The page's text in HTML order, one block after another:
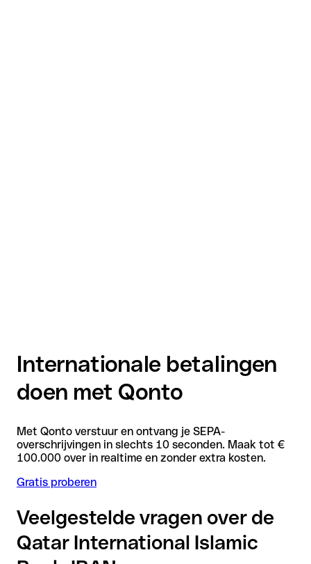
Internationale betalingen
doen met Qonto
Met Qonto verstuur en ontvang je SEPA-
overschrijvingen in slechts 10 seconden. Maak tot €
100.000 over in realtime en zonder extra kosten.
Gratis proberen
Veelgestelde vragen over de
Qatar International Islamic